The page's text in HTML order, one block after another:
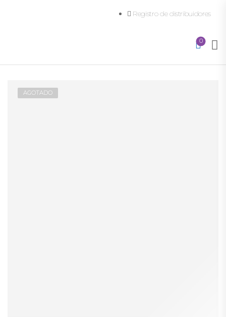
Registro de distribuidores
0
AGOTADO